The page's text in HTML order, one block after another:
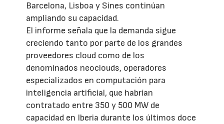
Barcelona, Lisboa y Sines continúan
ampliando su capacidad.
El informe señala que la demanda sigue
creciendo tanto por parte de los grandes
proveedores cloud como de los
denominados neoclouds, operadores
especializados en computación para
inteligencia artificial, que habrían
contratado entre 350 y 500 MW de
capacidad en Iberia durante los últimos doce